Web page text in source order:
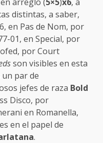
distintas, a saber,
en Pas de Nom, por
01, en Special, por
por Court
son visibles en esta
par de
jefes de raza Bold
Disco, por
en Romanella,
en el papel de
.